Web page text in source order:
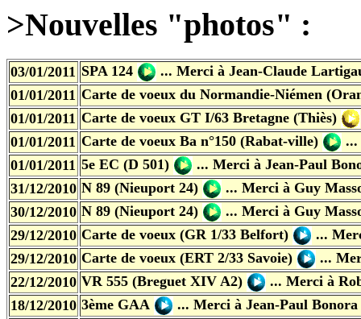
>Nouvelles "photos" :
03/01/2011 SPA 124 ... Merci à Jean-Claude
01/01/2011 Carte de voeux du Normandie-Niémen
01/01/2011 Carte de voeux GT I/63 Bretagne (Thiès)
01/01/2011 Carte de voeux Ba n°150 (Rabat-ville)
...
01/01/2011 5e EC (D 501) ... Merci à Jean-Paul
31/12/2010 N 89 (Nieuport 24) ... Merci à Guy
30/12/2010 N 89 (Nieuport 24) ... Merci à Guy
29/12/2010 Carte de voeux (GR 1/33 Belfort) ...
29/12/2010 Carte de voeux (ERT 2/33 Savoie) ...
22/12/2010 VR 555 (Breguet XIV A2) ... Merci à
18/12/2010 3ème GAA ... Merci à Jean-Paul Bonora